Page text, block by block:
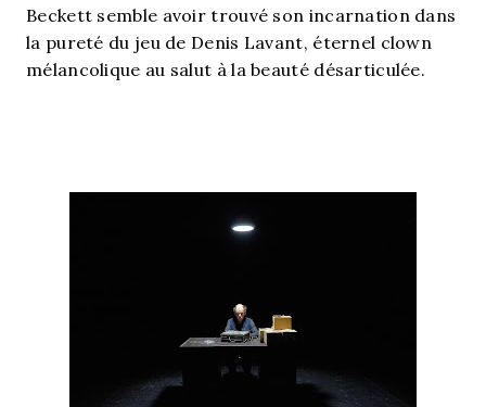
Beckett semble avoir trouvé son incarnation dans
la pureté du jeu de Denis Lavant, éternel clown
mélancolique au salut à la beauté désarticulée.